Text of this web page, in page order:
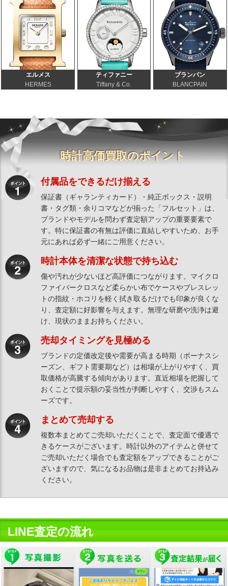
エルメス
HERMES
ティファニー
Tiffany & Co.
ブランパン
BLANCPAIN
時計高価買取のポイント
付属品をできるだけ揃える
保証書（ギャランティカード）・純正ボックス・説明
書・タグ類・余りコマなどが揃った「フルセット」は、
ブランドやモデルを問わず査定額アップの重要要素で
す。特に保証書の有無は評価に直結しやすいため、お手
元にあれば必ず一緒にご用意ください。
時計本体を清潔な状態で持ち込む
傷や汚れが少ないほど高評価につながります。マイクロ
ファイバークロスなど柔らかい布でケースやブレスレッ
トの指紋・ホコリを軽く拭き取るだけでも印象が良くな
り、査定額に好影響を与えます。無理な研磨や洗浄は避
け、現状のままお持ちください。
売却タイミングを見極める
ブランドの定価改定後や需要が高まる時期（ボーナスシ
ーズン、ギフト需要期など）は相場が上がりやすく、買
取価格が高騰する傾向があります。直近相場を把握して
おくことで提示額の妥当性が判断しやすく、交渉もスム
ーズです。
まとめて売却する
複数本まとめてご売却いただくことで、査定面で優遇で
きるケースがございます。時計以外のアイテムと併せて
ご売却いただく場合でも査定額をアップできることがご
ざいますので、気になるお品物は是非まとめてお持込み
ください。
LINE査定の流れ